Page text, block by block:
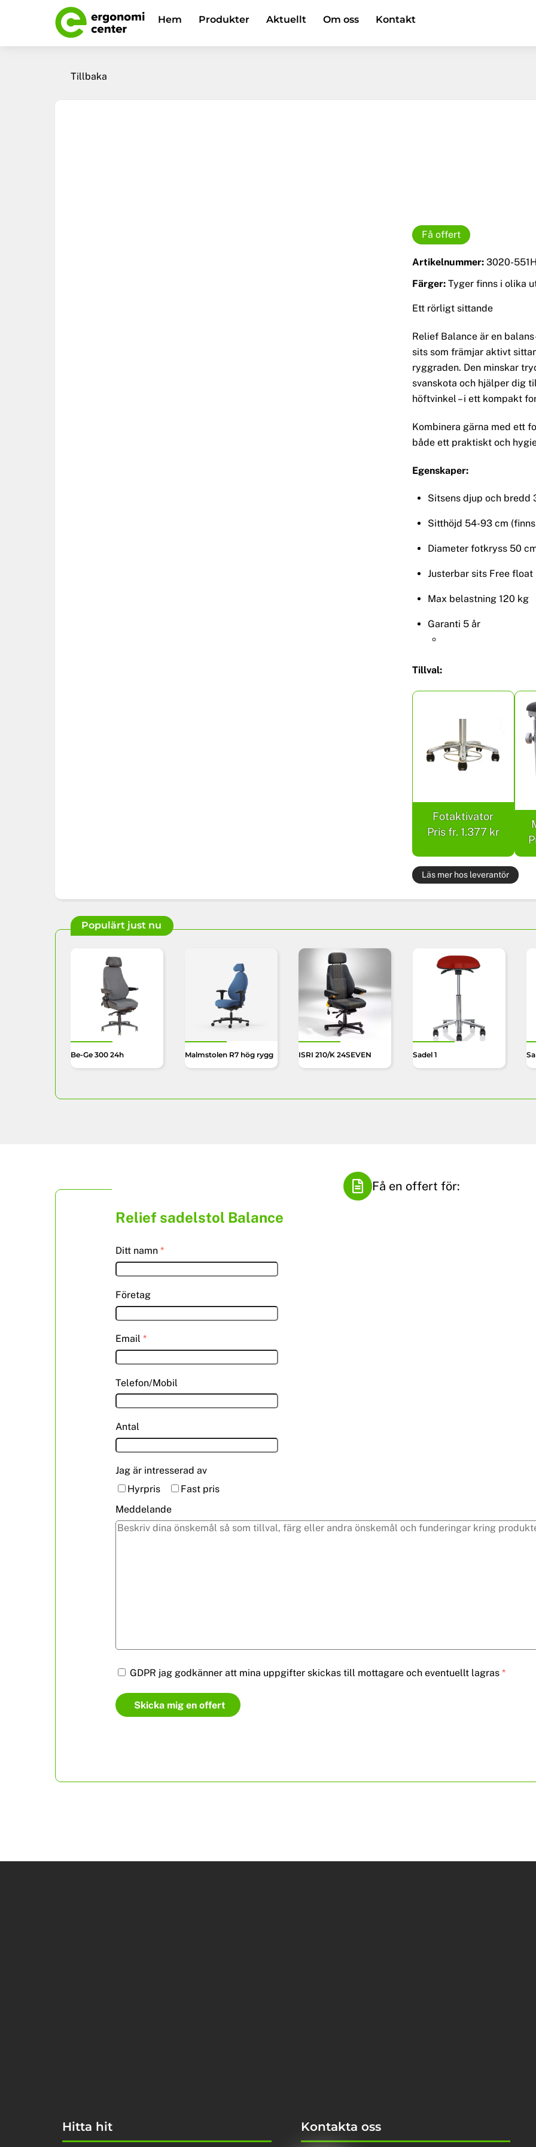
Hem Produkter Aktuellt Om oss Kontakt
Tillbaka
Få offert
Artikelnummer:3020-
Färger:Tyger finns i olika
Ett rörligt sittande
Relief Balance är en
sits som främjar aktivt
ryggraden. Den minskar
svanskota och hjälper dig
höftvinkel – i ett kompakt
Kombinera gärna med ett
både ett praktiskt och
Egenskaper:
Sitsens djup och bredd
Sitthöjd 54-93 cm
Diameter fotkryss 50
Justerbar sits Free float
Max belastning 120 kg
Garanti 5 år
Tillval:
Fotaktivator
Pris fr. 1.377 kr
Läs mer hos leverantör
Populärt just nu
Be-Ge 300 24h Malmstolen R7 hög rygg ISRI 210/K 24SEVEN Sadel 1
Få en offert för:
Relief sadelstol Balance
Ditt namn *
Företag
Email *
Telefon/Mobil
Antal
Jag är intresserad av
Hyrpris
Fast pris
Meddelande
GDPR jag godkänner att mina uppgifter skickas till mottagare och eventuellt lagras *
Skicka mig en offert
Hitta hit Kontakta oss